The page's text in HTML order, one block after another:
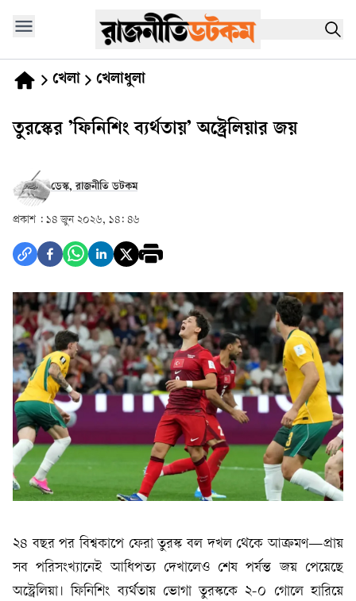
খেলা খেলাধুলা
তুরস্কের ’ফিনিশিং ব্যর্থতায়’ অস্ট্রেলিয়ার জয়
ডেস্ক, রাজনীতি ডটকম
প্রকাশ : ১৪ জুন ২০২৬, ১৪: ৪৬
২৪ বছর পর বিশ্বকাপে ফেরা তুরস্ক বল দখল থেকে আক্রমণ—প্রায়
সব পরিসংখ্যানেই আধিপত্য দেখালেও শেষ পর্যন্ত জয় পেয়েছে
অস্ট্রেলিয়া। ফিনিশিং ব্যর্থতায় ভোগা তুরস্ককে ২-০ গোলে হারিয়ে